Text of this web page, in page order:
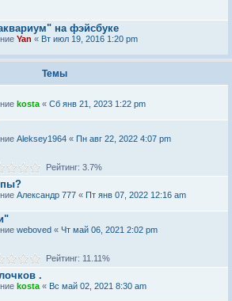
на фэйсбуке
Yan « Вт июл 19, 2016 1:20 pm
Темы
kosta « Сб янв 21, 2023 1:22 pm
Aleksey1964 « Пн авг 22, 2022 4:07 pm
Рейтинг: 3.7%
Александр 777 « Пт янв 07, 2022 12:16 am
weboved « Чт май 06, 2021 2:02 pm
Рейтинг: 11.11%
.
kosta « Вс май 02, 2021 8:30 am